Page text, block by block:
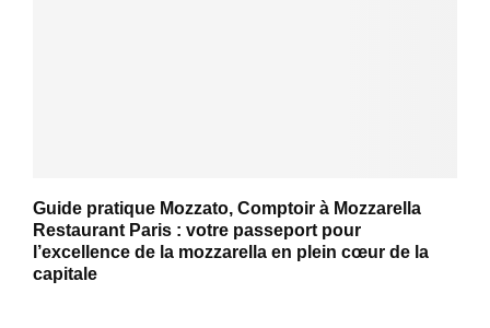
Guide pratique Mozzato, Comptoir à Mozzarella
Restaurant Paris : votre passeport pour
l’excellence de la mozzarella en plein cœur de la
capitale